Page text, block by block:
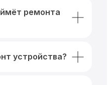
ремонта
устройства?